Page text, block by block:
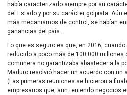
había caracterizado siempre por su
del Estado y por su carácter golpista. Aún
más mecanismos de control, se habían
ganancias del país.
Lo que es seguro es que, en 2016, cuando
reducido a poco más de 100.000 millones
comunera no garantizaba abastecer a la
Maduro resolvió hacer un acuerdo con un
(Las primeras reuniones se hicieron a
empresarios que, aun teniendo negocios